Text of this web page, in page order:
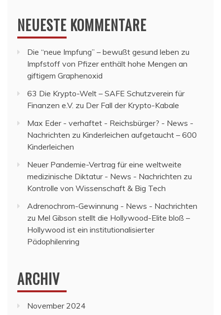
NEUESTE KOMMENTARE
Die “neue Impfung” – bewußt gesund leben zu
Impfstoff von Pfizer enthält hohe Mengen an
giftigem Graphenoxid
63 Die Krypto-Welt – SAFE Schutzverein für
Finanzen e.V. zu Der Fall der Krypto-Kabale
Max Eder - verhaftet - Reichsbürger? - News -
Nachrichten zu Kinderleichen aufgetaucht – 600
Kinderleichen
Neuer Pandemie-Vertrag für eine weltweite
medizinische Diktatur - News - Nachrichten zu
Kontrolle von Wissenschaft & Big Tech
Adrenochrom-Gewinnung - News - Nachrichten
zu Mel Gibson stellt die Hollywood-Elite bloß –
Hollywood ist ein institutionalisierter
Pädophilenring
ARCHIV
November 2024